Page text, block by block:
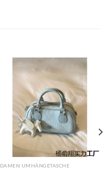
DAMEN UMHÄNGETASCHE